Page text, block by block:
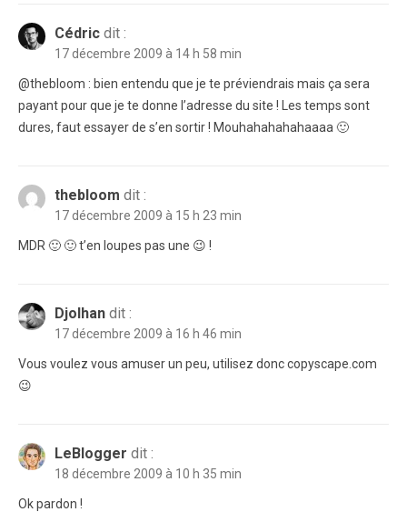
Cédric dit :
17 décembre 2009 à 14 h 58 min
@thebloom : bien entendu que je te préviendrais mais ça sera
payant pour que je te donne l’adresse du site ! Les temps sont
dures, faut essayer de s’en sortir ! Mouhahahahahaaaa 🙂
thebloom dit :
17 décembre 2009 à 15 h 23 min
MDR 🙂 🙂 t’en loupes pas une 😉 !
Djolhan dit :
17 décembre 2009 à 16 h 46 min
Vous voulez vous amuser un peu, utilisez donc copyscape.com
😉
LeBlogger dit :
18 décembre 2009 à 10 h 35 min
Ok pardon !